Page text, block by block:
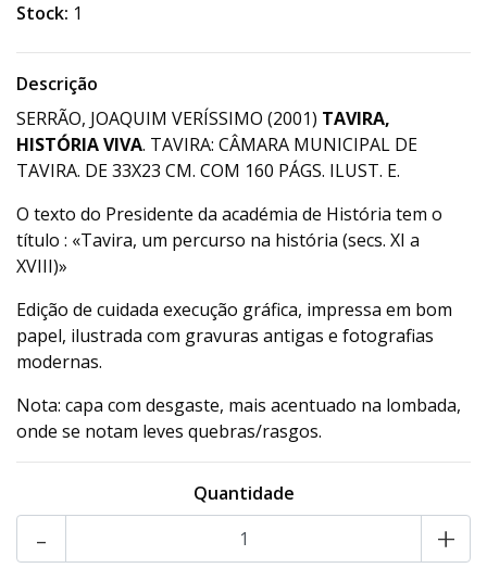
Stock: 1
Descrição
SERRÃO, JOAQUIM VERÍSSIMO (2001) TAVIRA,
HISTÓRIA VIVA. TAVIRA: CÂMARA MUNICIPAL DE
TAVIRA. DE 33X23 CM. COM 160 PÁGS. ILUST. E.
O texto do Presidente da académia de História tem o
título : «Tavira, um percurso na história (secs. XI a
XVIII)»
Edição de cuidada execução gráfica, impressa em bom
papel, ilustrada com gravuras antigas e fotografias
modernas.
Nota: capa com desgaste, mais acentuado na lombada,
onde se notam leves quebras/rasgos.
Quantidade
+
-